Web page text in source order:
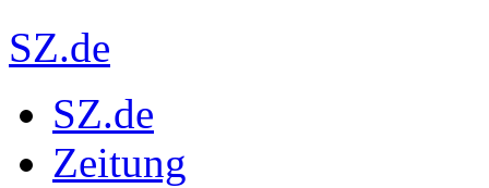
SZ.de
SZ.de
Zeitung